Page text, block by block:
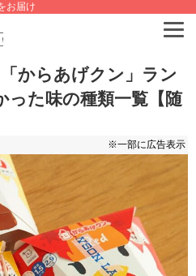
お届け
からあげクン」ラン
った味の種類一覧【随
※一部に広告表示